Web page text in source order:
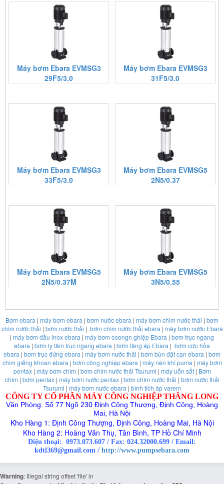
Máy bơm Ebara EVMSG3
29F5/3.0
Máy bơm Ebara EVMSG3
31F5/3.0
Máy bơm Ebara EVMSG3
33F5/3.0
Máy bơm Ebara EVMSG5
2N5/0.37
Máy bơm Ebara EVMSG5
2N5/0.37M
Máy bơm Ebara EVMSG5
3N5/0.55
endrolex.com/13
Bơm ebara | máy bơm ebara | bơm nước ebara | máy bơm chìm nước thải | bơm
chìm nước thải | bơm nước thải | bơm chìm nước thải ebara | máy bơm nước Ebara
| máy bơm đầu inox ebara | máy bơm coongn ghiệp Ebara | bơm trục ngang
ebara | bơm ly tâm trục ngang ebara | bơm tăng áp Ebara | bơm cứu hỏa
ebara | bơm trục đứng ebara | máy bơm nước thải | bơm bùn đặt cạn ebara | bơm
chìm giếng khoan ebara | bơm công nghiệp ebara | máy nén khí puma | máy bơm
pentax| máy bơm chìm | bơm chìm nước thải Tsurumi | máy uốn sắt| Bơm
chìm | bơm pentax| máy bơm nước pentax| bơm chìm nước thải | bơm nước thải
Tsurumi | máy bơm nước ebara | bình tích áp varem
CÔNG TY CỔ PHẦN MÁY CÔNG NGHIỆP THĂNG LONG
Văn Phòng: Số 77 Ngõ 230 Định Công Thượng, Định Công, Hoàng
Mai, Hà Nội
Kho Hàng 1: Định Công Thượng, Định Công, Hoàng Mai, Hà Nội
Kho Hàng 2: Hoàng Văn Thụ, Tân Bình, TP Hồ Chí Minh
Điện thoại: 0973.073.607 / Fax: 024.32000.699 / Email:
kdtl369@gmail.com / http://www.pumpsebara.com
Warning: Illegal string offset 'file' in